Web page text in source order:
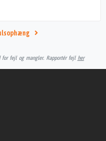
for fejl og mangler. Rapportér fejl her